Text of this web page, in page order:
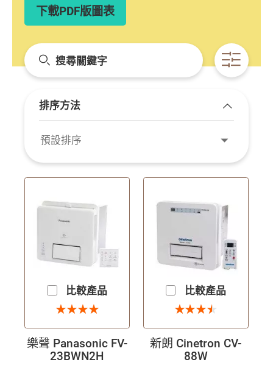
下載PDF版圖表
排序方法
展開/收起
預設排序
開啟條
比較產品
4 星
★
★★
★★
★★
★
樂聲 Panasonic FV-
23BWN2H
比較產品
3.5 星
★
★★
★★
★★
★
新朗 Cinetron CV-
88W